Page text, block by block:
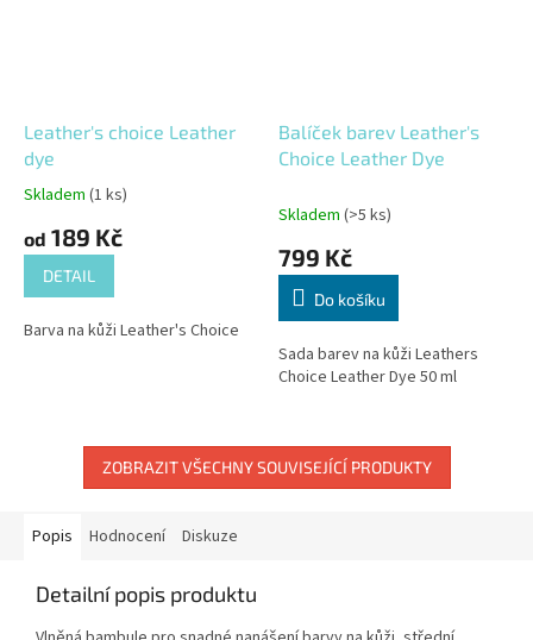
Leather's choice Leather
dye
Průměrné
produktu
5
Skladem (1 ks)
od 189 Kč
DETAIL
Barva na kůži Leather's Choice
Balíček barev Leather's
Choice Leather Dye
Skladem (>5 ks)
799 Kč
Do košíku
Sada barev na kůži Leathers
Choice Leather Dye 50 ml
ZOBRAZIT VŠECHNY SOUVISEJÍCÍ PRODUKTY
Popis Hodnocení Diskuze
Detailní popis produktu